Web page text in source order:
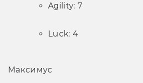
Agility: 7
Luck: 4
Максимус